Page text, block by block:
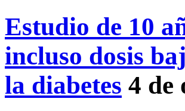
Estudio de 10
incluso dosis
la diabetes 4 de